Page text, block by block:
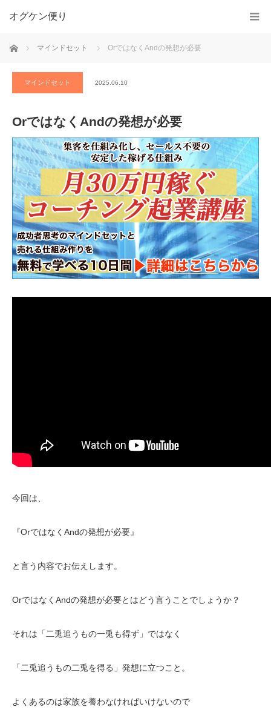
オグケン便り
ホーム マインドセット OrではなくAndの発想が必要
マインドセット 2025.06.10
OrではなくAndの発想が必要
今回は、
『OrではなくAndの発想が必要』
と言う内容でお伝えします。
OrではなくAndの発想が必要とはどう言うことでしょうか？
それは「二兎追うもの一兎も得ず」ではなく
「二兎追うもの二兎を得る」発想に立つこと。
よくあるのは家族を養わなければいけないので